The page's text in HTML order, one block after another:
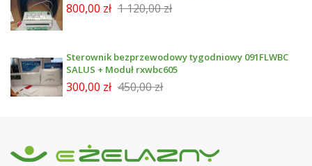
800,00 zł 1 120,00 zł
Sterownik bezprzewodowy tygodniowy 091FLWBC
SALUS + Moduł rxwbc605
300,00 zł 450,00 zł